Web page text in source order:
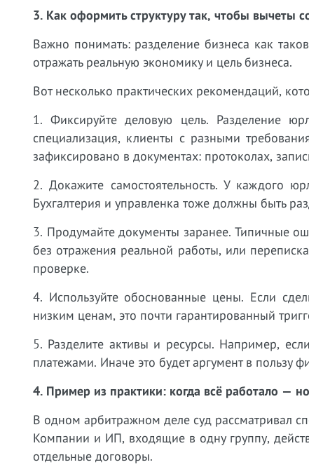
3. Как оформить структуру так, чтобы вычеты
Важно понимать: разделение бизнеса как
отражать реальную экономику и цель бизнеса.
Вот несколько практических рекомендаций,
1. Фиксируйте деловую цель. Разделение
специализация, клиенты с разными
зафиксировано в документах: протоколах,
2. Докажите самостоятельность. У каждого
Бухгалтерия и управленка тоже должны быть
3. Продумайте документы заранее. Типичные
без отражения реальной работы, или
проверке.
4. Используйте обоснованные цены. Если
низким ценам, это почти гарантированный
5. Разделите активы и ресурсы. Например,
платежами. Иначе это будет аргумент в пользу
4. Пример из практики: когда всё работало —
В одном арбитражном деле суд рассматривал
Компании и ИП, входящие в одну группу,
отдельные договоры.